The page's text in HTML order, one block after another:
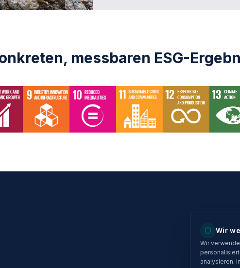
Wir
Wir
analysieren.
messbaren ESG-